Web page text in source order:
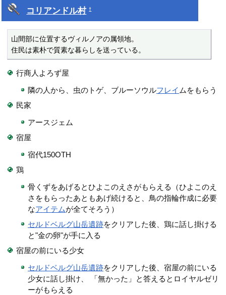
コリアンドル村 †
山間部に位置するヴィルノアの属領地。
住民は素朴で質素な暮らしを送っている。
行商人よろず屋
隣の人から、虫のトゲ、ブルーソウルフレイ ムをもらう
民家
アースジェム
宿屋
宿代150OTH
鶏
骨くずをあげるとひよこのえさがもらえる（ひよこのえ
さをもらったあともあげ続けると、鳥の指輪作成に必要
なアイテムが全てそろう）
セルドベルグ山岳遺跡をクリアした後、鶏に話し掛ける
と"金の卵"が手に入る
宿屋の前にいる少女
セルドベルグ山岳遺跡をクリアした後、宿屋の前にいる
少女に話し掛け、 「無かった」と答えるとロイヤルゼリ
ーがもらえる